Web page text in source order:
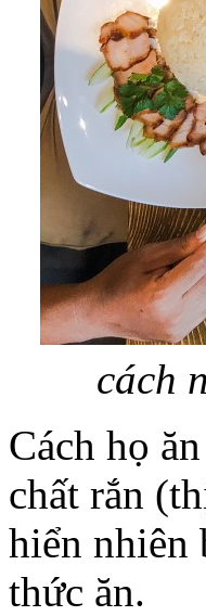
cách
Cách họ
chất rắn
hiển nhiên
thức ăn.